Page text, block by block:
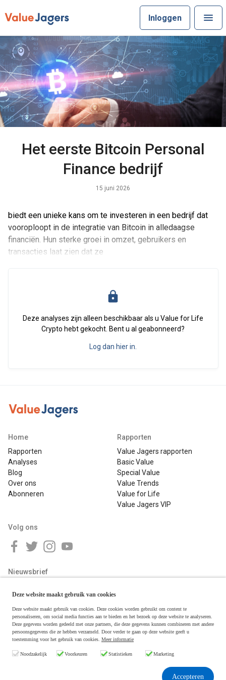
Inloggen
Het eerste Bitcoin Personal
Finance bedrijf
15 juni 2026
biedt een unieke kans om te investeren in een bedrijf dat
vooroploopt in de integratie van Bitcoin in alledaagse
financiën. Hun sterke groei in omzet, gebruikers en
transacties laat zien dat ze
Deze analyses zijn alleen beschikbaar als u Value for Life
Crypto hebt gekocht. Bent u al geabonneerd?
Log dan hier in.
Home
Rapporten
Analyses
Blog
Over ons
Abonneren
Rapporten
Value Jagers rapporten
Basic Value
Special Value
Value Trends
Value for Life
Value Jagers VIP
Volg ons
Nieuwsbrief
Deze website maakt gebruik van cookies
Deze website maakt gebruik van cookies. Deze cookies worden gebruikt om content te
personaliseren, om social media functies aan te bieden en het bezoek op deze website te analyseren.
Deze gegevens worden gedeeld met onze partners, die deze gegevens kunnen combineren met andere
persoonsgegevens die ze hebben verzameld. Door verder te gaan op deze website geeft u
toestemming voor het gebruik van cookies. Meer informatie
Noodzakelijk Voorkeuren Statistieken Marketing
Accepteren